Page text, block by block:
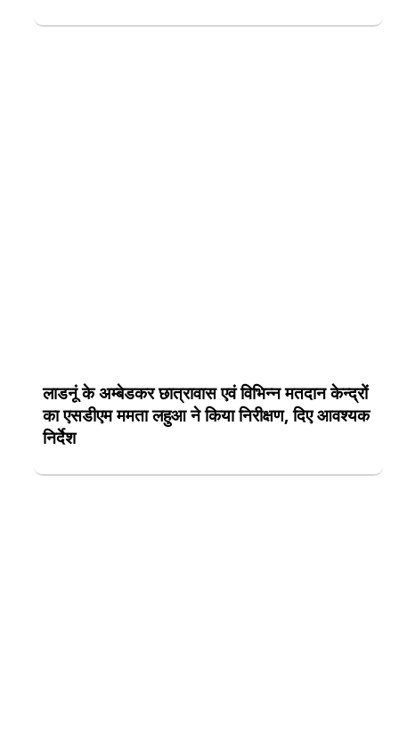
लाडनूं के अम्बेडकर छात्रावास एवं विभिन्न मतदान केन्द्रों
का एसडीएम ममता लहुआ ने किया निरीक्षण, दिए आवश्यक
निर्देश